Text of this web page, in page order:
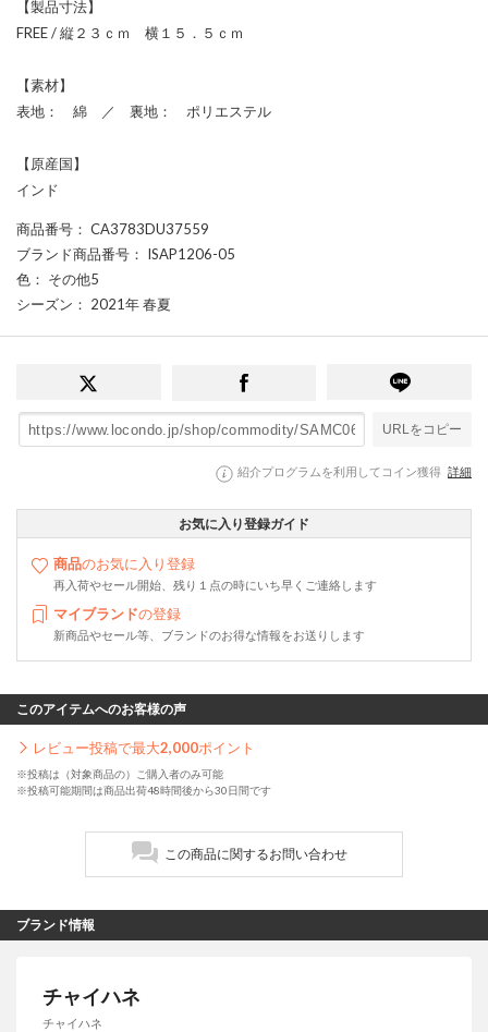
【製品寸法】
FREE / 縦２３ｃｍ 横１５．５ｃｍ
【素材】
表地： 綿 ／ 裏地： ポリエステル
【原産国】
インド
商品番号 ： CA3783DU37559
ブランド商品番号 ： ISAP1206-05
色 ： その他5
シーズン ： 2021年 春夏
URLをコピー
紹介プログラムを利用してコイン獲得 詳細
お気に入り登録ガイド
商品のお気に入り登録
再入荷やセール開始、残り１点の時にいち早くご連絡します
マイブランドの登録
新商品やセール等、ブランドのお得な情報をお送りします
このアイテムへのお客様の声
レビュー投稿で最大2,000ポイント
※投稿は（対象商品の）ご購入者のみ可能
※投稿可能期間は商品出荷48時間後から30日間です
この商品に関するお問い合わせ
ブランド情報
チャイハネ
チャイハネ